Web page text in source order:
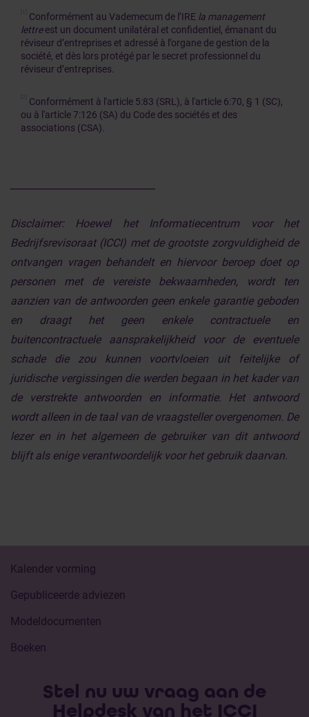
Conformément au Vademecum de l’IRE la management
lettreest un document unilatéral et confidentiel, émanant du
réviseur d’entreprises et adressé à l’organe de gestion de la
société, et dès lors protégé par le secret professionnel du
réviseur d’entreprises.
Conformément à l'article 5:83 (SRL), à l'article 6:70, § 1 (SC),
ou à l'article 7:126 (SA) du Code des sociétés et des
associations (CSA).
Disclaimer: Hoewel het Informatiecentrum voor het
Bedrijfsrevisoraat (ICCI) met de grootste zorgvuldigheid de
ontvangen vragen behandelt en hiervoor beroep doet op
personen met de vereiste bekwaamheden, wordt ten
aanzien van de antwoorden geen enkele garantie geboden
en draagt het geen enkele contractuele en
buitencontractuele aansprakelijkheid voor de eventuele
schade die zou kunnen voortvloeien uit feitelijke of
juridische vergissingen die werden begaan in het kader van
de verstrekte antwoorden en informatie. Het antwoord
wordt alleen in de taal van de vraagsteller overgenomen. De
lezer en in het algemeen de gebruiker van dit antwoord
blijft als enige verantwoordelijk voor het gebruik daarvan.
Kalender vorming
Gepubliceerde adviezen
Modeldocumenten
Boeken
Stel nu uw vraag aan de
Helpdesk van het ICCI